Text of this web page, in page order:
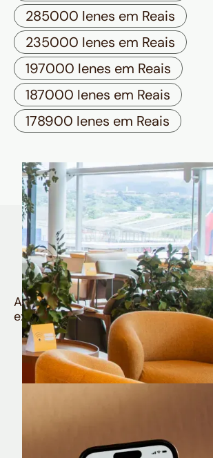
285000 Ienes em Reais
235000 Ienes em Reais
197000 Ienes em Reais
187000 Ienes em Reais
178900 Ienes em Reais
Quem é
muito
Aproveite todos os benefícios e
exclusivas da sua Conta